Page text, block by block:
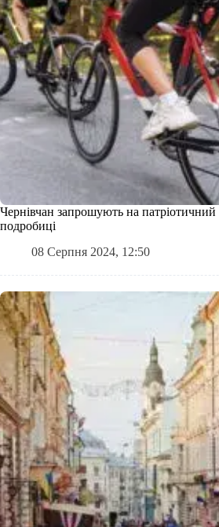
Чернівчан запрошують на патріотичний
подробиці
08 Серпня 2024, 12:50